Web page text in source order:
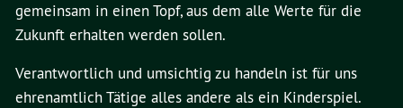
gemeinsam in einen Topf, aus dem alle Werte für die
Zukunft erhalten werden sollen.
Verantwortlich und umsichtig zu handeln ist für uns
ehrenamtlich Tätige alles andere als ein Kinderspiel.